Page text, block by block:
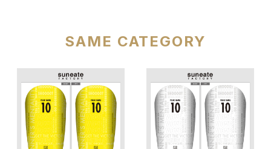
SAME CATEGORY